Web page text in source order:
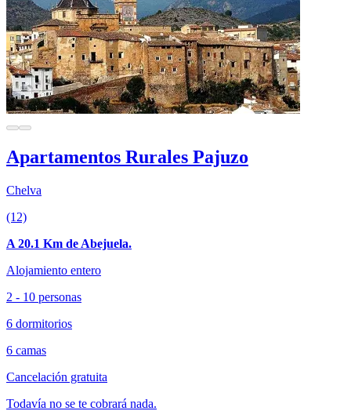
Apartamentos Rurales Pajuzo
Chelva
(12)
A 20.1 Km de Abejuela.
Alojamiento entero
2 - 10 personas
6 dormitorios
6 camas
Cancelación gratuita
Todavía no se te cobrará nada.